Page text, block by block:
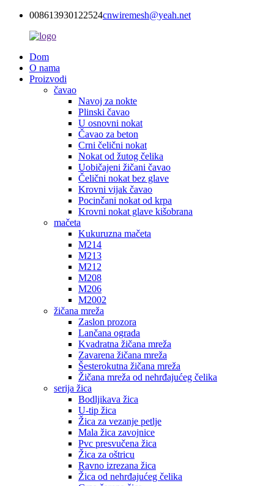
008613930122524cnwiremesh@yeah.net
Dom
O nama
Proizvodi
čavao
Navoj za nokte
Plinski čavao
U osnovni nokat
Čavao za beton
Crni čelični nokat
Nokat od žutog čelika
Uobičajeni žičani čavao
Čelični nokat bez glave
Krovni vijak čavao
Pocinčani nokat od krpa
Krovni nokat glave kišobrana
mačeta
Kukuruzna mačeta
M214
M213
M212
M208
M206
M2002
žičana mreža
Zaslon prozora
Lančana ograda
Kvadratna žičana mreža
Zavarena žičana mreža
Šesterokutna žičana mreža
Žičana mreža od nehrđajućeg čelika
serija žica
Bodljikava žica
U-tip žica
Žica za vezanje petlje
Mala žica zavojnice
Pvc presvučena žica
Žica za oštricu
Ravno izrezana žica
Žica od nehrđajućeg čelika